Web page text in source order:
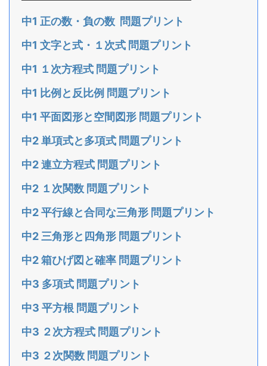
中1 正の数・負の数 問題プリント
中1 文字と式・１次式 問題プリント
中1 １次方程式 問題プリント
中1 比例と反比例 問題プリント
中1 平面図形と空間図形 問題プリント
中2 単項式と多項式 問題プリント
中2 連立方程式 問題プリント
中2 １次関数 問題プリント
中2 平行線と合同な三角形 問題プリント
中2 三角形と四角形 問題プリント
中2 箱ひげ図と確率 問題プリント
中3 多項式 問題プリント
中3 平方根 問題プリント
中3 ２次方程式 問題プリント
中3 ２次関数 問題プリント